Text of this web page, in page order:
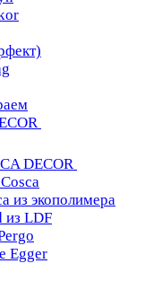
DECOR
из экополимера
из LDF
Egger